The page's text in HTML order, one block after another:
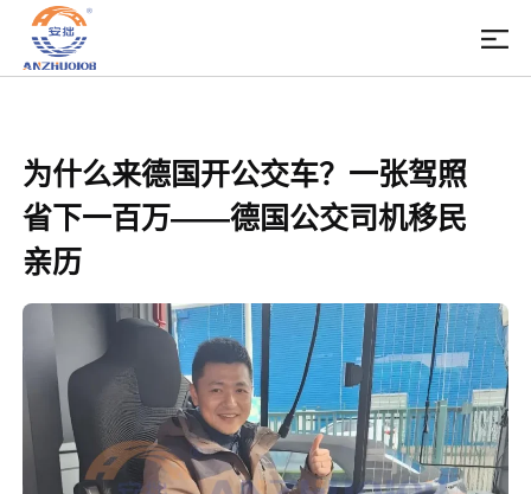
为什么来德国开公交车？一张驾照
省下一百万——德国公交司机移民
亲历